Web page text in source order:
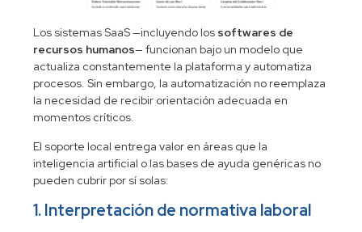
Los sistemas SaaS —incluyendo los softwares de
recursos humanos— funcionan bajo un modelo que
actualiza constantemente la plataforma y automatiza
procesos. Sin embargo, la automatización no reemplaza
la necesidad de recibir orientación adecuada en
momentos críticos.
El soporte local entrega valor en áreas que la
inteligencia artificial o las bases de ayuda genéricas no
pueden cubrir por sí solas:
1. Interpretación de normativa laboral